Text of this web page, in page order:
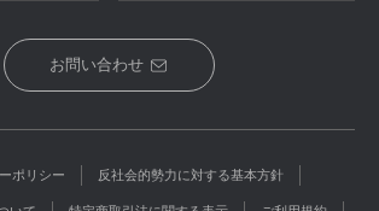
お問い合わせ
ポリシー 反社会的勢力に対する基本方針